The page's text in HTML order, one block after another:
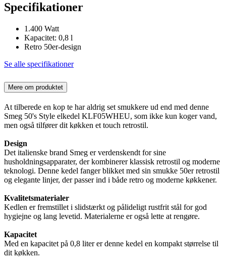
Specifikationer
1.400 Watt
Kapacitet: 0,8 l
Retro 50er-design
Se alle specifikationer
Mere om produktet
At tilberede en kop te har aldrig set smukkere ud end med denne
Smeg 50's Style elkedel KLF05WHEU, som ikke kun koger vand,
men også tilfører dit køkken et touch retrostil.
Design
Det italienske brand Smeg er verdenskendt for sine
husholdningsapparater, der kombinerer klassisk retrostil og moderne
teknologi. Denne kedel fanger blikket med sin smukke 50er retrostil
og elegante linjer, der passer ind i både retro og moderne køkkener.
Kvalitetsmaterialer
Kedlen er fremstillet i slidstærkt og pålideligt rustfrit stål for god
hygiejne og lang levetid. Materialerne er også lette at rengøre.
Kapacitet
Med en kapacitet på 0,8 liter er denne kedel en kompakt størrelse til
dit køkken.